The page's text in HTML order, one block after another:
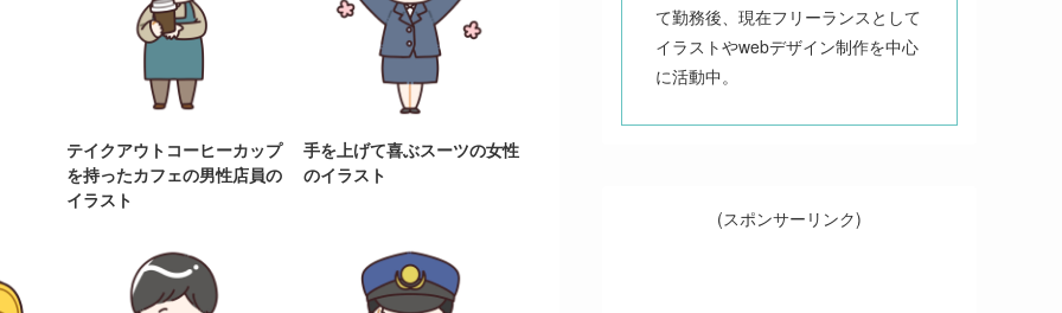
テイクアウトコーヒーカップ
を持ったカフェの男性店員の
イラスト
手を上げて喜ぶスーツの女性
のイラスト
て勤務後、現在フリーランスとして
イラストやwebデザイン制作を中心
に活動中。
(スポンサーリンク)